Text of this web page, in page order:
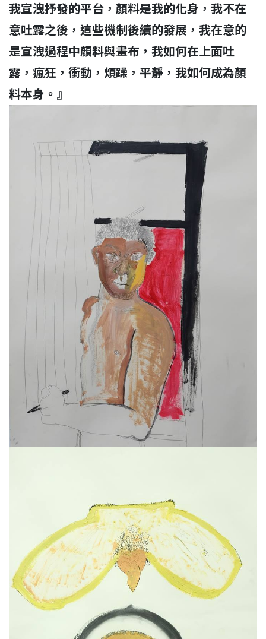
我宣洩抒發的平台，顏料是我的化身，我不在
意吐露之後，這些機制後續的發展，我在意的
是宣洩過程中顏料與畫布，我如何在上面吐
露，瘋狂，衝動，煩躁，平靜，我如何成為顏
料本身。 』